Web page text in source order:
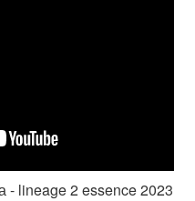
- lineage 2 essence 2023